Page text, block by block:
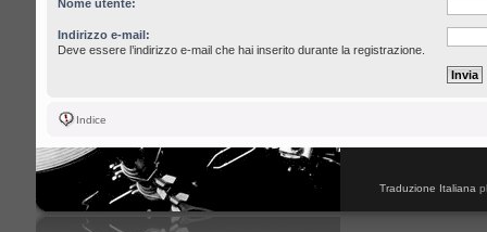
Nome utente:
Indirizzo e-mail:
Deve essere l’indirizzo e-mail che hai inserito durante la registrazione.
Indice
Traduzione Italiana